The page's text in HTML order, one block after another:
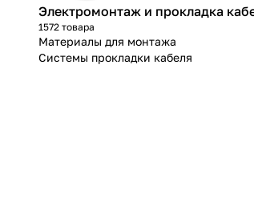
Электромонтаж и прокладка
1572 товара
Материалы для монтажа
Системы прокладки кабеля